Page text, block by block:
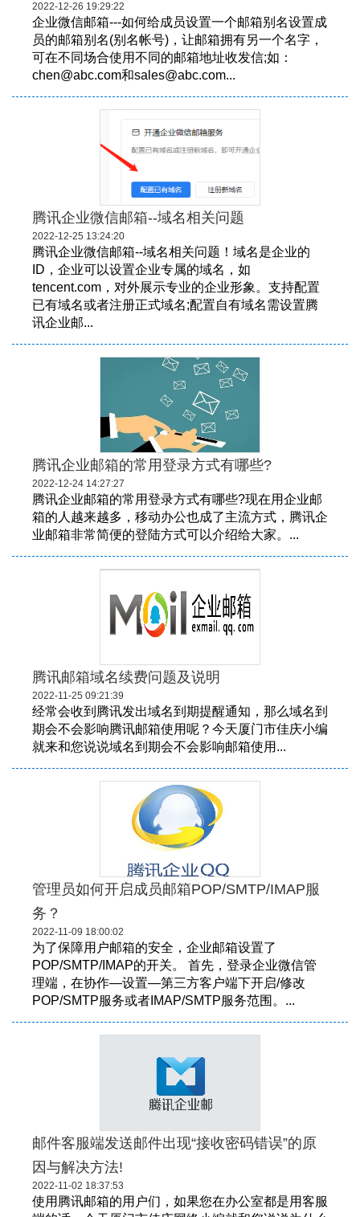
2022-12-26 19:29:22
企业微信邮箱---如何给成员设置一个邮箱别名设置成
员的邮箱别名(别名帐号)，让邮箱拥有另一个名字，
可在不同场合使用不同的邮箱地址收发信;如：
chen@abc.com和sales@abc.com...
腾讯企业微信邮箱--域名相关问题
2022-12-25 13:24:20
腾讯企业微信邮箱--域名相关问题！域名是企业的
ID，企业可以设置企业专属的域名，如
tencent.com，对外展示专业的企业形象。支持配置
已有域名或者注册正式域名;配置自有域名需设置腾
讯企业邮...
腾讯企业邮箱的常用登录方式有哪些?
2022-12-24 14:27:27
腾讯企业邮箱的常用登录方式有哪些?现在用企业邮
箱的人越来越多，移动办公也成了主流方式，腾讯企
业邮箱非常简便的登陆方式可以介绍给大家。...
腾讯邮箱域名续费问题及说明
2022-11-25 09:21:39
经常会收到腾讯发出域名到期提醒通知，那么域名到
期会不会影响腾讯邮箱使用呢？今天厦门市佳庆小编
就来和您说说域名到期会不会影响邮箱使用...
管理员如何开启成员邮箱POP/SMTP/IMAP服
务？
2022-11-09 18:00:02
为了保障用户邮箱的安全，企业邮箱设置了
POP/SMTP/IMAP的开关。 首先，登录企业微信管
理端，在协作—设置—第三方客户端下开启/修改
POP/SMTP服务或者IMAP/SMTP服务范围。...
邮件客服端发送邮件出现“接收密码错误”的原
因与解决方法!
2022-11-02 18:37:53
使用腾讯邮箱的用户们，如果您在办公室都是用客服